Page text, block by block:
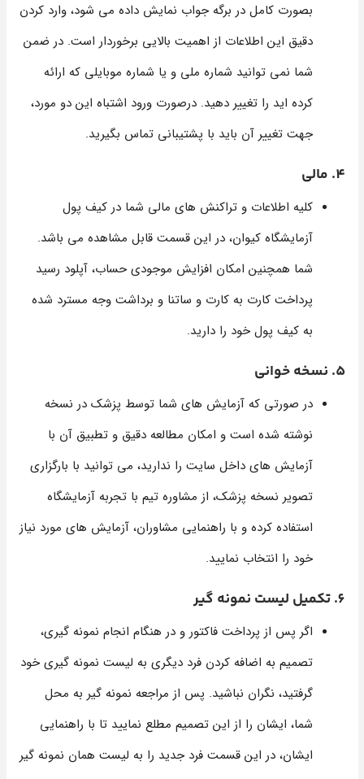
بصورت کامل در برگه جواب نمایش داده می شود، وارد کردن
دقیق این اطلاعات از اهمیت بالایی برخوردار است. در ضمن
شما نمی توانید شماره ملی و یا شماره موبایلی که ارائه
کرده اید را تغییر دهید. درصورت ورود اشتباه این دو مورد،
جهت تغییر آن باید با پشتیبانی تماس بگیرید.
4. مالی
کلیه اطلاعات و تراکنش های مالی شما در کیف پول
آزمایشگاه کیوان، در این قسمت قابل مشاهده می باشد.
شما همچنین امکان افزایش موجودی حساب، آپلود رسید
پرداخت کارت به کارت و ساتنا و برداشت وجه مسترد شده
به کیف پول خود را دارید.
5. نسخه خوانی
در صورتی که آزمایش های شما توسط پزشک در نسخه
نوشته شده است و امکان مطالعه دقیق و تطبیق آن با
آزمایش های داخل سایت را ندارید، می توانید با بارگزاری
تصویر نسخه پزشک، از مشاوره تیم با تجربه آزمایشگاه
استفاده کرده و با راهنمایی مشاوران، آزمایش های مورد نیاز
خود را انتخاب نمایید.
6. تکمیل لیست نمونه گیر
اگر پس از پرداخت فاکتور و در هنگام انجام نمونه گیری،
تصمیم به اضافه کردن فرد دیگری به لیست نمونه گیری خود
گرفتید، نگران نباشید. پس از مراجعه نمونه گیر به محل
شما، ایشان را از این تصمیم مطلع نمایید تا با راهنمایی
ایشان، در این قسمت فرد جدید را به لیست همان نمونه گیر